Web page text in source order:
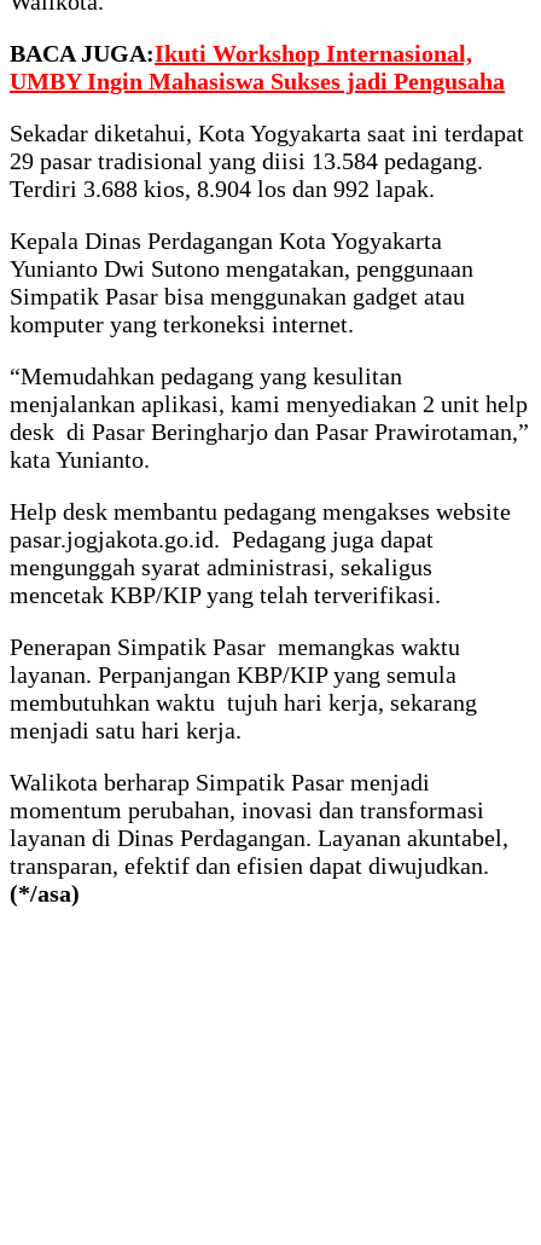
BACA JUGA:Ikuti Workshop Internasional,
UMBY Ingin Mahasiswa Sukses jadi Pengusaha
Sekadar diketahui, Kota Yogyakarta saat ini terdapat
29 pasar tradisional yang diisi 13.584 pedagang.
Terdiri 3.688 kios, 8.904 los dan 992 lapak.
Kepala Dinas Perdagangan Kota Yogyakarta
Yunianto Dwi Sutono mengatakan, penggunaan
Simpatik Pasar bisa menggunakan gadget atau
komputer yang terkoneksi internet.
“Memudahkan pedagang yang kesulitan
menjalankan aplikasi, kami menyediakan 2 unit help
desk di Pasar Beringharjo dan Pasar Prawirotaman,”
kata Yunianto.
Help desk membantu pedagang mengakses website
pasar.jogjakota.go.id. Pedagang juga dapat
mengunggah syarat administrasi, sekaligus
mencetak KBP/KIP yang telah terverifikasi.
Penerapan Simpatik Pasar memangkas waktu
layanan. Perpanjangan KBP/KIP yang semula
membutuhkan waktu tujuh hari kerja, sekarang
menjadi satu hari kerja.
Walikota berharap Simpatik Pasar menjadi
momentum perubahan, inovasi dan transformasi
layanan di Dinas Perdagangan. Layanan akuntabel,
transparan, efektif dan efisien dapat diwujudkan.
(*/asa)